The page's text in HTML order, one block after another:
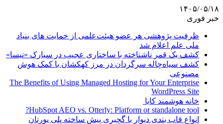
۱۴۰۵/۰۵/۱۸
خبر فوری
ظرفیت پژوهشی هر عضو هیئت‌علمی از حمایت های بنیاد
ملی علم اعلام شد
کشف یک قمر ناشناخته با ساختاری عجیب در سیارک «نیسا»
کشف سیاه‌چاله سرگردان در مرز کهکشان با کمک هوش
مصنوعی
The Benefits of Using Managed Hosting for Your Enterprise
WordPress Site
خانه هوشمند کایا
HubSpot AEO vs. Otterly: Platform or standalone tool?
انواع قاب بندی دیوار با گچبری پیش ساخته پلی یورتان